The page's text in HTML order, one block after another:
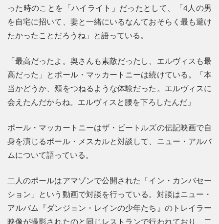
った時のことを「ハイライト」だったとして、「4人の男
を自宅に招いて、妻と一緒にいるなんておそらく最も避け
たかったことだろうね」と語っている。
「最高だったよ。奥さんも素敵だったし、エルヴィスも最
高だった」とポール・マッカートニーは続けている。「本
当かどうか、頬をつねるような体験だった。エルヴィスに
会えたんだからね。エルヴィスと腰を下ろしたんだ」
ポール・マッカートニーはザ・ビートルズの伝記映画で自
身を演じるポール・メスカルと対談して、ニュー・アルバ
ムについて語っている。
二人のポールはアマゾンで公開された「イン・カンバセー
ション」という動画で対談を行っている。対談はニュー・
アルバム『ダンジョン・レインの少年たち』のトレイラー
映像が撮影されたのと同じレストランで行われており、二